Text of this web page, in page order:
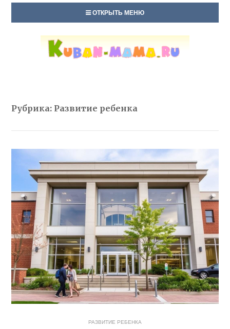
ОТКРЫТЬ МЕНЮ
Рубрика: Развитие ребенка
РАЗВИТИЕ РЕБЕНКА